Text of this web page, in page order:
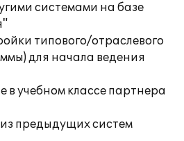
системами на базе
типового/отраслевого
для начала ведения
в учебном классе партнера
предыдущих систем